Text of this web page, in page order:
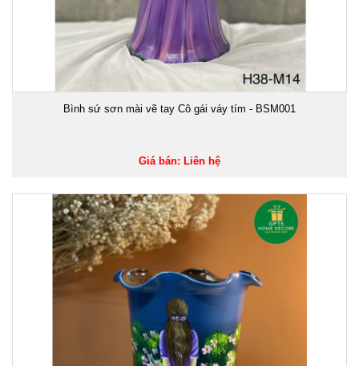
Bình sứ sơn mài vẽ tay Cô gái váy tím - BSM001
Giá bán: Liên hệ